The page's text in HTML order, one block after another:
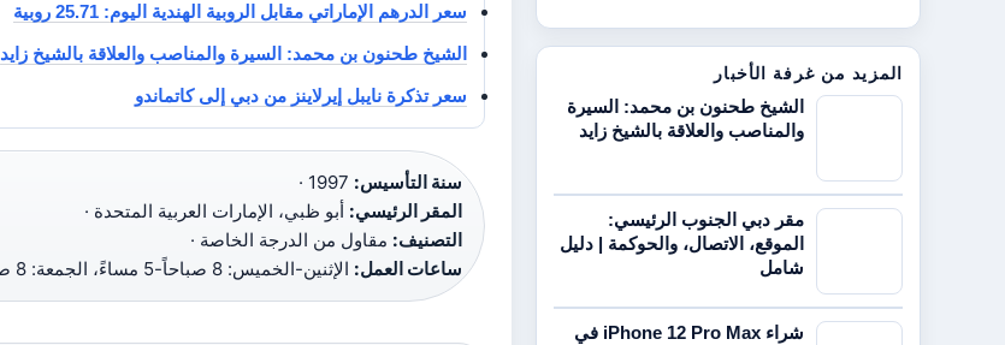
سعر الدرهم الإماراتي مقابل الروبية الهندية اليوم: 25.71 روبية
الشيخ طحنون بن محمد: السيرة والمناصب والعلاقة بالشيخ زايد
سعر تذكرة نايبل إيرلاينز من دبي إلى كاتماندو
سنة التأسيس:
المقر الرئيسي: أبو ظبي، الإمارات العربية المتحدة ·
التصنيف: مقاول من الدرجة الخاصة ·
ساعات العمل: الإثنين-الخميس: 8 صباحاً-5 مساءً، الجمعة: 8 صباحاً-1 ظهراً
المزيد من غرفة الأخبار
الشيخ طحنون بن محمد: السيرة
والمناصب والعلاقة بالشيخ زايد
مقر دبي الجنوب الرئيسي:
الموقع، الاتصال، والحوكمة | دليل
شامل
شراء iPhone 12 Pro Max في